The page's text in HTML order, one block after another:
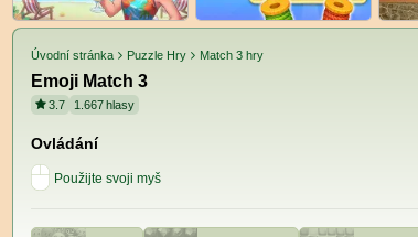
Úvodní stránka Puzzle Hry Match 3 hry
Emoji Match 3
3.7 1.667hlasy
Ovládání
Použijte svoji myš